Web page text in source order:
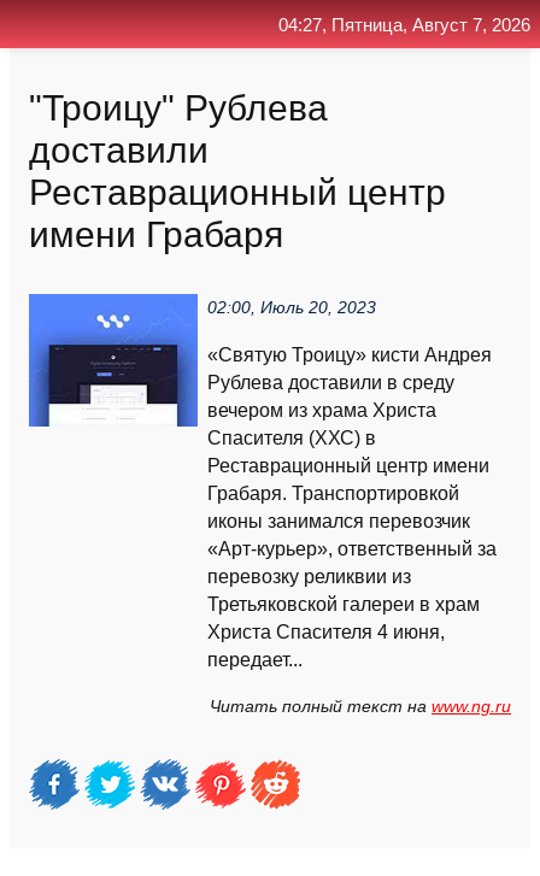
"Троицу" Рублева
доставили
Реставрационный центр
имени Грабаря
02:00, Июль 20, 2023
«Святую Троицу» кисти Андрея
Рублева доставили в среду
вечером из храма Христа
Спасителя (ХХС) в
Реставрационный центр имени
Грабаря. Транспортировкой
иконы занимался перевозчик
«Арт-курьер», ответственный за
перевозку реликвии из
Третьяковской галереи в храм
Христа Спасителя 4 июня,
передает...
Читать полный текст на www.ng.ru
04:27, Пятница, Август 7, 2026